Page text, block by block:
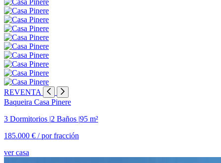
REVENTA
Baqueira Casa Pinere
3 Dormitorios |2 Baños |95 m²
185.000 € /por fracción
ver casa